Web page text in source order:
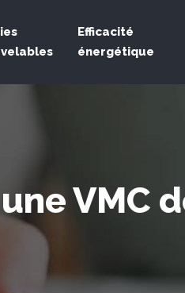
Efficacité
énergétique
VMC